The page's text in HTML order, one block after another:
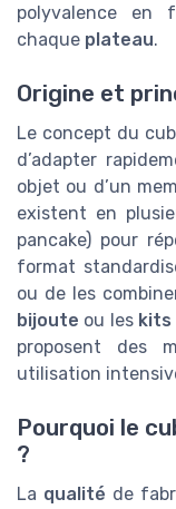
polyvalence en
chaque plateau.
Origine et
Le concept du
d’adapter
objet ou d’un
existent en
pancake) pour
format
ou de les
bijoute ou les kits
proposent des
utilisation
Pourquoi le
?
La qualité de